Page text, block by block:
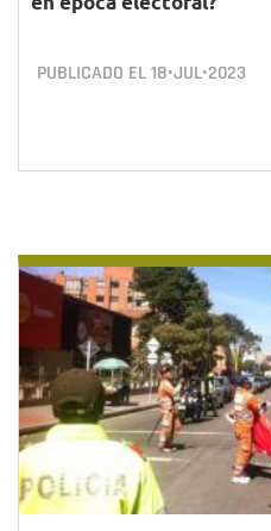
PUBLICADO EL18•JUL•2023